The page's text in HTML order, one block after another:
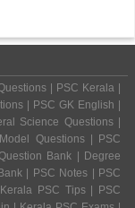
| PSC Kerala |
| PSC GK English |
Science Questions |
Questions | PSC
Bank | Degree
| PSC Notes | PSC
PSC Tips | PSC